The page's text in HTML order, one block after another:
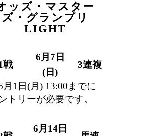
ッズ・マスター
ズ・グランプリ
LIGHT
戦
6月7日
(日)
3連複
月1日(月) 13:00までに
トリーが必要です。
6月14日